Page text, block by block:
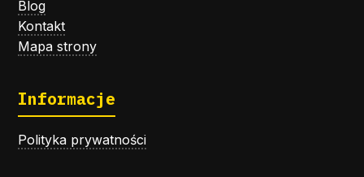
Blog
Kontakt
Mapa strony
Informacje
Polityka prywatności